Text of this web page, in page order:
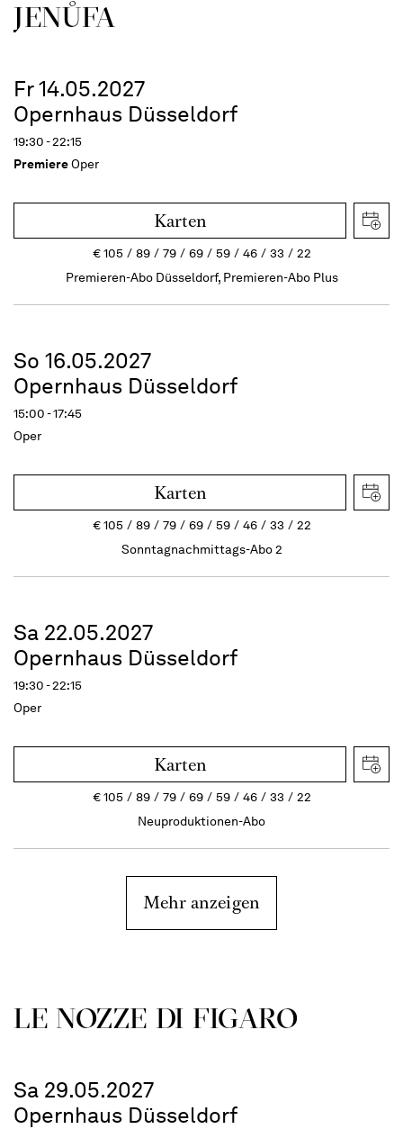
JENŮFA
Fr 14.05.2027
Opernhaus Düsseldorf
19:30 - 22:15
PremiereOper
Karten
€105 89 79 69 59 46 33
22
Premieren-Abo Düsseldorf, Premieren-Abo Plus
So 16.05.2027
Opernhaus Düsseldorf
15:00 - 17:45
Oper
Karten
€105 89 79 69 59 46 33
22
Sonntagnachmittags-Abo 2
Sa 22.05.2027
Opernhaus Düsseldorf
19:30 - 22:15
Oper
Karten
€105 89 79 69 59 46 33
22
Neuproduktionen-Abo
Mehr anzeigen
LE NOZZE DI FIGARO
Sa 29.05.2027
Opernhaus Düsseldorf